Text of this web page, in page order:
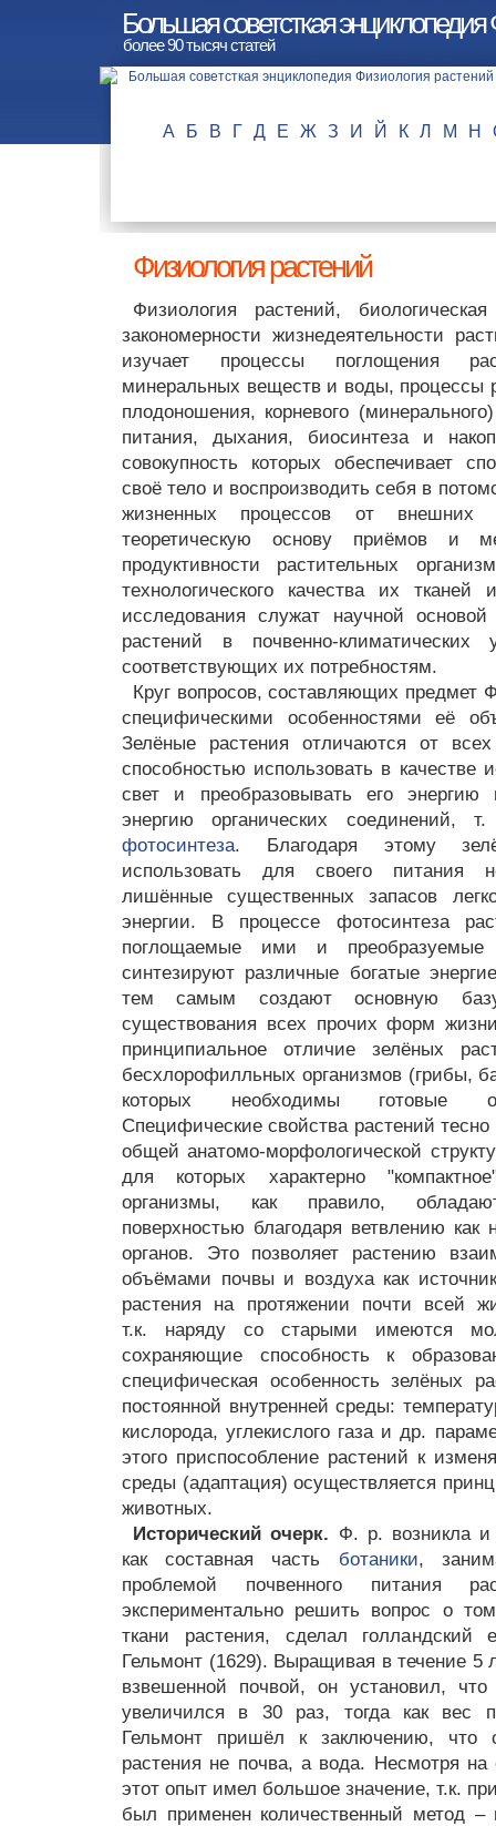
Большая советсткая
более 90 тысяч статей
А Б В Г Д Е Ж З И Й К Л М Н
Физиология растений
Физиология растений,
закономерности жизнедеятельности
изучает процессы поглощения
минеральных веществ и воды, процессы
плодоношения, корневого
питания, дыхания, биосинтеза и
совокупность которых обеспечивает
своё тело и воспроизводить себя в
жизненных процессов от
теоретическую основу приёмов и
продуктивности растительных
технологического качества их тканей
исследования служат научной
растений в почвенно-климатических
соответствующих их потребностям.
Круг вопросов, составляющих предмет
специфическими особенностями её
Зелёные растения отличаются от
способностью использовать в качестве
свет и преобразовывать его
энергию органических соединений,
фотосинтеза. Благодаря этому
использовать для своего питания
лишённые существенных запасов
энергии. В процессе фотосинтеза
поглощаемые ими и преобразуемые
синтезируют различные богатые
тем самым создают основную
существования всех прочих форм
принципиальное отличие зелёных
бесхлорофилльных организмов (грибы,
которых необходимы готовые
Специфические свойства растений
общей анатомо-морфологической
для которых характерно
организмы, как правило,
поверхностью благодаря ветвлению
органов. Это позволяет растению
объёмами почвы и воздуха как
растения на протяжении почти всей
т.к. наряду со старыми имеются
сохраняющие способность к
специфическая особенность зелёных
постоянной внутренней среды:
кислорода, углекислого газа и др.
этого приспособление растений к
среды (адаптация) осуществляется
животных.
Исторический очерк. Ф. р. возникла и
как составная часть ботаники,
проблемой почвенного питания
экспериментально решить вопрос о
ткани растения, сделал голландский
Гельмонт (1629). Выращивая в течение 5
взвешенной почвой, он установил,
увеличился в 30 раз, тогда как вес
Гельмонт пришёл к заключению, что
растения не почва, а вода. Несмотря на
этот опыт имел большое значение, т.к.
был применен количественный метод